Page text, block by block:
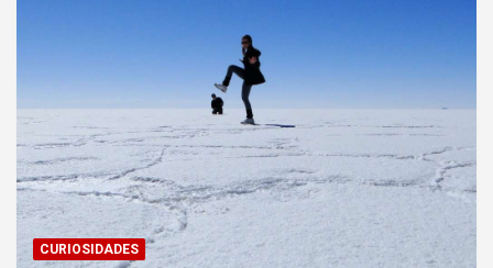
CURIOSIDADES